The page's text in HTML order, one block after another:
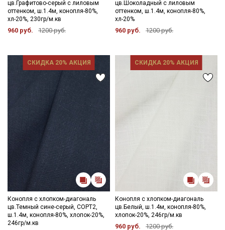
цв.Графитово-серый с лиловым
оттенком, ш.1.4м, конопля-80%,
хл-20%, 230гр/м.кв
960 руб. 1200 руб.
цв.Шоколадный с лиловым
оттенком, ш.1.4м, конопля-80%,
хл-20%
960 руб. 1200 руб.
СКИДКА 20% АКЦИЯ
Конопля с хлопком-диагональ
цв.Темный сине-серый, СОРТ2,
ш.1.4м, конопля-80%, хлопок-20%,
246гр/м.кв
СКИДКА 20% АКЦИЯ
Конопля с хлопком-диагональ
цв.Белый, ш.1.4м, конопля-80%,
хлопок-20%, 246гр/м.кв
960 руб. 1200 руб.